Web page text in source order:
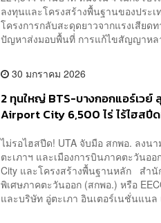
ลงทุนและโครงสร้างพื้นฐานของประ
โครงการกลับสะดุดยาวจากแรงเสีย
ปัญหาส่งมอบพื้นที่ การแก้ไขสัญญาหล
30 มกราคม 2026
2 ทุนใหญ่ BTS-บางกอกแอร์เวย์
Airport City 6,500 ไร่ ไร้ไฮสปีด
ไม่รอไฮสปีด! UTA จับมือ สกพอ. ลง
ตะเภาฯ และเมืองการบินภาคตะวันอ
City และโครงสร้างพื้นฐานหลัก สำ
พิเศษภาคตะวันออก (สกพอ.) หรือ
และบริษัท อู่ตะเภา อินเตอร์เนชั่นแนล